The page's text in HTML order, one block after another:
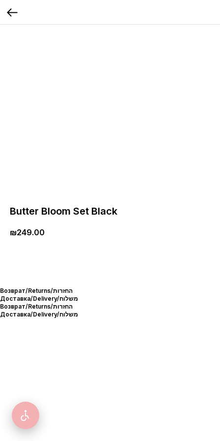
Butter Bloom Set Black
₪249.00
Возврат/Returns/החזרות
Доставка/Delivery/משלוח
Возврат/Returns/החזרות
Доставка/Delivery/משלוח